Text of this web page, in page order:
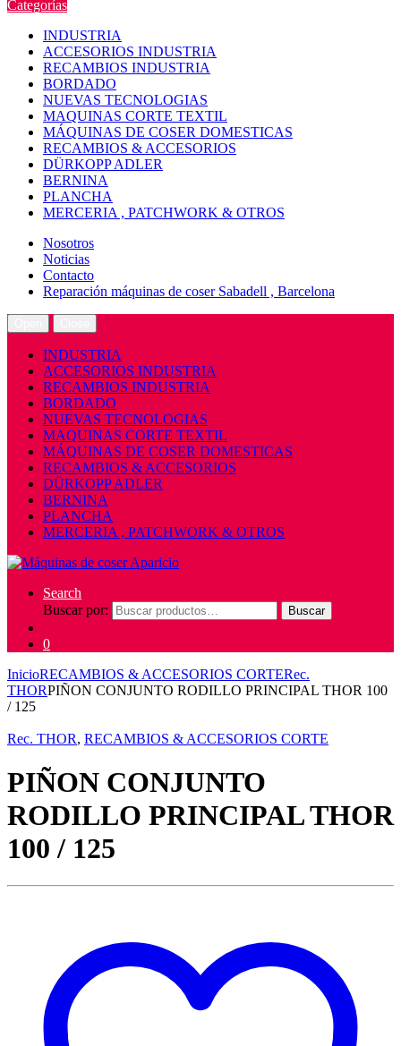
Categorías
INDUSTRIA
ACCESORIOS INDUSTRIA
RECAMBIOS INDUSTRIA
BORDADO
NUEVAS TECNOLOGIAS
MAQUINAS CORTE TEXTIL
MÁQUINAS DE COSER DOMESTICAS
RECAMBIOS & ACCESORIOS
DÜRKOPP ADLER
BERNINA
PLANCHA
MERCERIA , PATCHWORK & OTROS
Nosotros
Noticias
Contacto
Reparación máquinas de coser Sabadell , Barcelona
INDUSTRIA
ACCESORIOS INDUSTRIA
RECAMBIOS INDUSTRIA
BORDADO
NUEVAS TECNOLOGIAS
MAQUINAS CORTE TEXTIL
MÁQUINAS DE COSER DOMESTICAS
RECAMBIOS & ACCESORIOS
DÜRKOPP ADLER
BERNINA
PLANCHA
MERCERIA , PATCHWORK & OTROS
Search
Buscar por:
Buscar
0
InicioRECAMBIOS & ACCESORIOS CORTERec.
THORPIÑON CONJUNTO RODILLO PRINCIPAL THOR 100
/ 125
Rec. THOR, RECAMBIOS & ACCESORIOS CORTE
PIÑON CONJUNTO
RODILLO PRINCIPAL THOR
100 / 125